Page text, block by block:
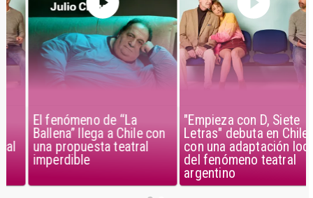
El fenómeno de “La
Ballena” llega a Chile con
una propuesta teatral
imperdible
"Empieza con D, Siete
Letras" debuta en Chile
con una adaptación local
del fenómeno teatral
argentino